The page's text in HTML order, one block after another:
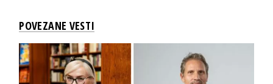
POVEZANE VESTI